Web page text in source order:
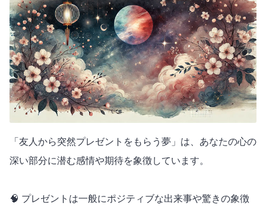
「友人から突然プレゼントをもらう夢」は、あなたの心の
深い部分に潜む感情や期待を象徴しています。
🧠 プレゼントは一般にポジティブな出来事や驚きの象徴